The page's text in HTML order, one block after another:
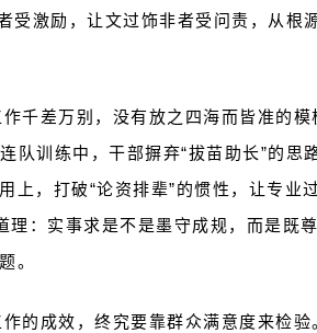
受激励，让文过饰非者受问责，从根
千差万别，没有放之四海而皆准的模
队训练中，干部摒弃“拔苗助长”的思
上，打破“论资排辈”的惯性，让专业
：实事求是不是墨守成规，而是既
。
的成效，终究要靠群众满意度来检验